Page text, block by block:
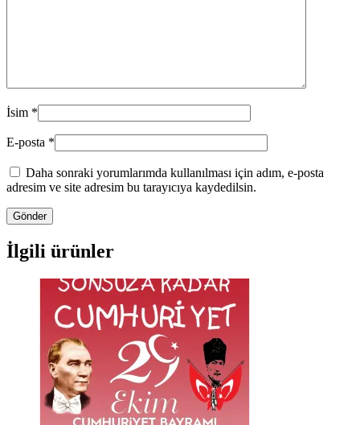
İsim *
E-posta *
Daha sonraki yorumlarımda kullanılması için adım, e-posta
adresim ve site adresim bu tarayıcıya kaydedilsin.
İlgili ürünler